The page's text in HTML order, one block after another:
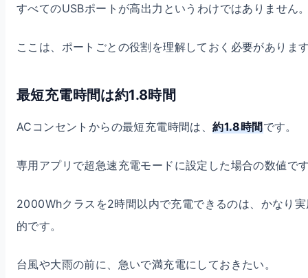
すべてのUSBポートが高出力というわけではありません
ここは、ポートごとの役割を理解しておく必要がありま
最短充電時間は約1.8時間
ACコンセントからの最短充電時間は、約1.8時間です。
専用アプリで超急速充電モードに設定した場合の数値で
2000Whクラスを2時間以内で充電できるのは、かなり
的です。
台風や大雨の前に、急いで満充電にしておきたい。